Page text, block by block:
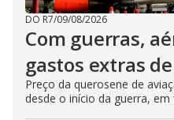
DO R7/09/08/2026
Com guerras,
gastos extras
Preço da querosene de
desde o início da guerra,